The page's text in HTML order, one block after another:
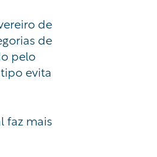
de
de
pelo
evita
faz mais